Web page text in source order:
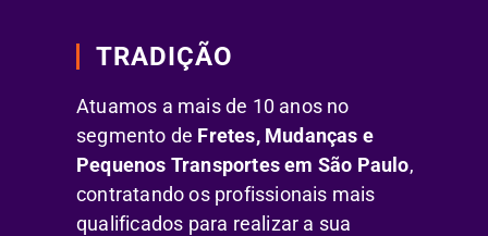
TRADIÇÃO
Atuamos a mais de 10 anos no
segmento de Fretes, Mudanças e
Pequenos Transportes em São Paulo,
contratando os profissionais mais
qualificados para realizar a sua